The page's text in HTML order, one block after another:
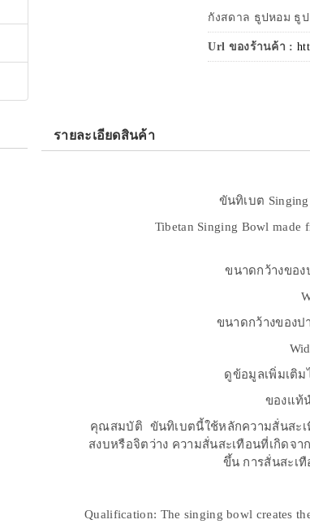
กังสดาล ธูปหอม ธู
Url ของร้านค้า :
รายละเอียดสินค้า
ขันทิเบต
Tibetan Singing Bowl made
ขนาดกว้างของ
ขนาดกว้างของป
ดูข้อมูลเพิ่มเติม
ของแท้
คุณสมบัติ ขันทิเบตนี้ใช้หลักความสั่นสะเ
สงบหรือจิตว่าง ความสั่นสะเทือนที่เกิดจ
ขึ้น การสั่นสะเ
Qualification: The singing bowl creates